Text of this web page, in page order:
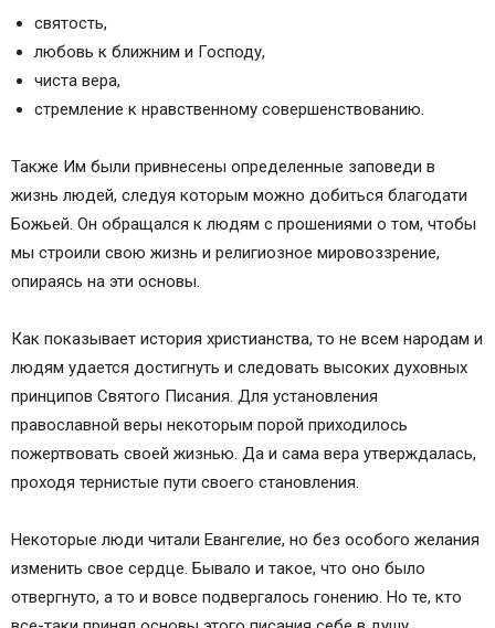
святость,
любовь к ближним и Господу,
чиста вера,
стремление к нравственному совершенствованию.
Также Им были привнесены определенные заповеди в
жизнь людей, следуя которым можно добиться благодати
Божьей. Он обращался к людям с прошениями о том, чтобы
мы строили свою жизнь и религиозное мировоззрение,
опираясь на эти основы.
Как показывает история христианства, то не всем народам и
людям удается достигнуть и следовать высоких духовных
принципов Святого Писания. Для установления
православной веры некоторым порой приходилось
пожертвовать своей жизнью. Да и сама вера утверждалась,
проходя тернистые пути своего становления.
Некоторые люди читали Евангелие, но без особого желания
изменить свое сердце. Бывало и такое, что оно было
отвергнуто, а то и вовсе подвергалось гонению. Но те, кто